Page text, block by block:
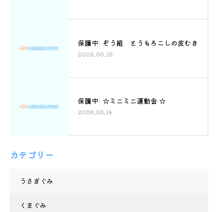
保護中: ぞう組 とうもろこしの皮むき
2026.06.16
保護中: ☆ミニミニ運動会 ☆
2026.05.14
カテゴリー
うさぎぐみ
くまぐみ